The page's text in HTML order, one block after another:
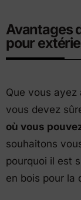
Avantages
pour
Que vous ayez
vous devez
où vous
souhaitons
pourquoi il est
en bois pour la